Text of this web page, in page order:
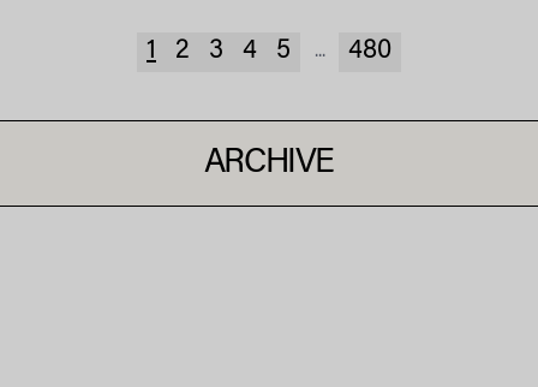
1 2 3 4 5 ... 480
ARCHIVE